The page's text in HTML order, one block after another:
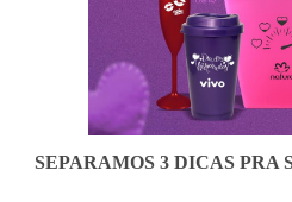
SEPARAMOS 3 DICAS PRA